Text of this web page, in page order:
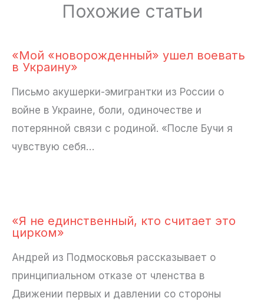
Похожие статьи
«Мой «новорожденный» ушел воевать
в Украину»
Письмо акушерки-эмигрантки из России о
войне в Украине, боли, одиночестве и
потерянной связи с родиной. «После Бучи я
чувствую себя…
«Я не единственный, кто считает это
цирком»
Андрей из Подмосковья рассказывает о
принципиальном отказе от членства в
Движении первых и давлении со стороны